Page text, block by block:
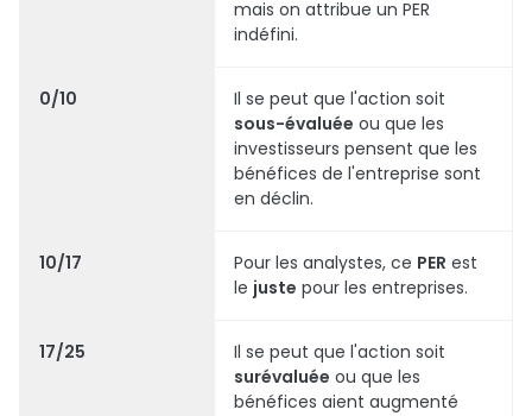
mais on attribue un PER
indéfini.
0/10
Il se peut que l'action soit
sous-évaluée ou que les
investisseurs pensent que les
bénéfices de l'entreprise sont
en déclin.
10/17 Pour les analystes, ce PER est
le juste pour les entreprises.
17/25
Il se peut que l'action soit
surévaluée ou que les
bénéfices aient augmenté